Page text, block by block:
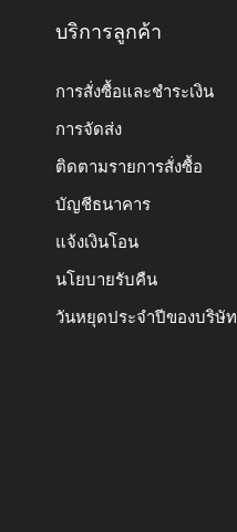
บริการลูกค้า
การสั่งซื้อและชำระเงิน
การจัดส่ง
ติดตามรายการสั่งซื้อ
บัญชีธนาคาร
แจ้งเงินโอน
นโยบายรับคืน
วันหยุดประจำปีของบริษัท